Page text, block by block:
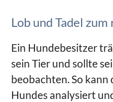
Lob und Tadel
Ein Hundebesitzer
sein Tier und sollte
beobachten. So kann
Hundes analysiert